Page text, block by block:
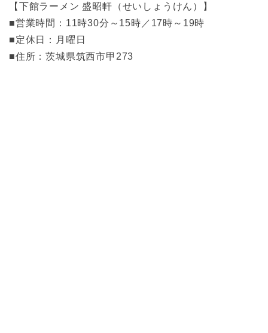
【下館ラーメン 盛昭軒（せいしょうけん）】
■営業時間：11時30分～15時／17時～19時
■定休日：月曜日
■住所：茨城県筑西市甲273